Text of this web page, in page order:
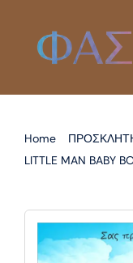
content
Home
LITTLE MAN BABY